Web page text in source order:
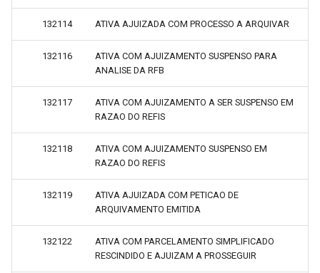
132114 ATIVA AJUIZADA COM PROCESSO A ARQUIVAR
132116
ATIVA COM AJUIZAMENTO SUSPENSO PARA
ANALISE DA RFB
132117
ATIVA COM AJUIZAMENTO A SER SUSPENSO EM
RAZAO DO REFIS
132118
ATIVA COM AJUIZAMENTO SUSPENSO EM
RAZAO DO REFIS
132119
ATIVA AJUIZADA COM PETICAO DE
ARQUIVAMENTO EMITIDA
132122
ATIVA COM PARCELAMENTO SIMPLIFICADO
RESCINDIDO E AJUIZAM A PROSSEGUIR